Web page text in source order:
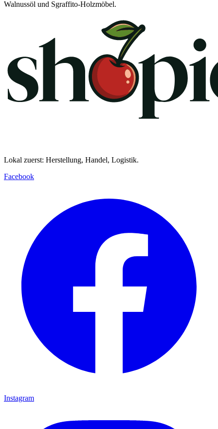
Walnussöl und Sgraffito-Holzmöbel.
Lokal zuerst: Herstellung, Handel, Logistik.
Facebook
Instagram